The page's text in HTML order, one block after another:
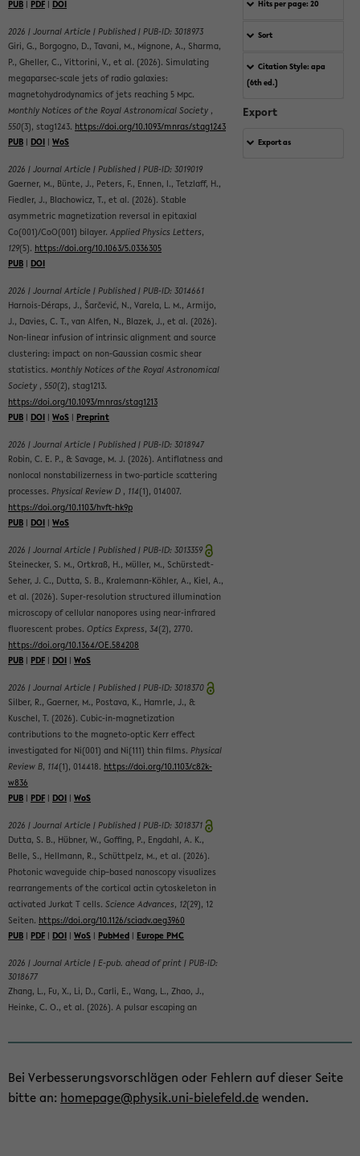
Bei Ver­bes­se­rungs­vor­schlä­gen oder Feh­lern auf die­ser Seite
bitte an: home­page@phy­sik.uni-​bielefeld.dewen­den.